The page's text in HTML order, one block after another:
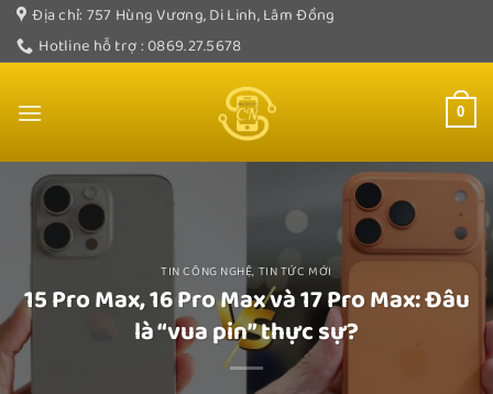
Bỏ
qua
nội
Địa chỉ: 757 Hùng Vương, Di Linh, Lâm Đồng
Hotline hỗ trợ : 0869.27.5678
0
TIN CÔNG NGHỆ, TIN TỨC MỚI
15 Pro Max, 16 Pro Max và 17 Pro Max: Đâu
là “vua pin” thực sự?